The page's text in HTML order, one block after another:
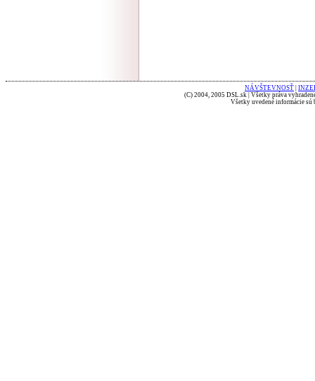
NÁVŠTEVNOSŤ
(C) 2004, 2005 DSL.sk | Všetky práva
Všetky uvedené informácie sú